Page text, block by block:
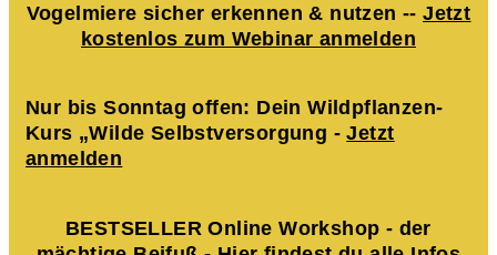
Vogelmiere sicher erkennen & nutzen --Jetzt
kostenlos zum Webinar anmelden
Nur bis Sonntag offen: Dein Wildpflanzen-
Kurs „Wilde Selbstversorgung -Jetzt
anmelden
BESTSELLER Online Workshop - der